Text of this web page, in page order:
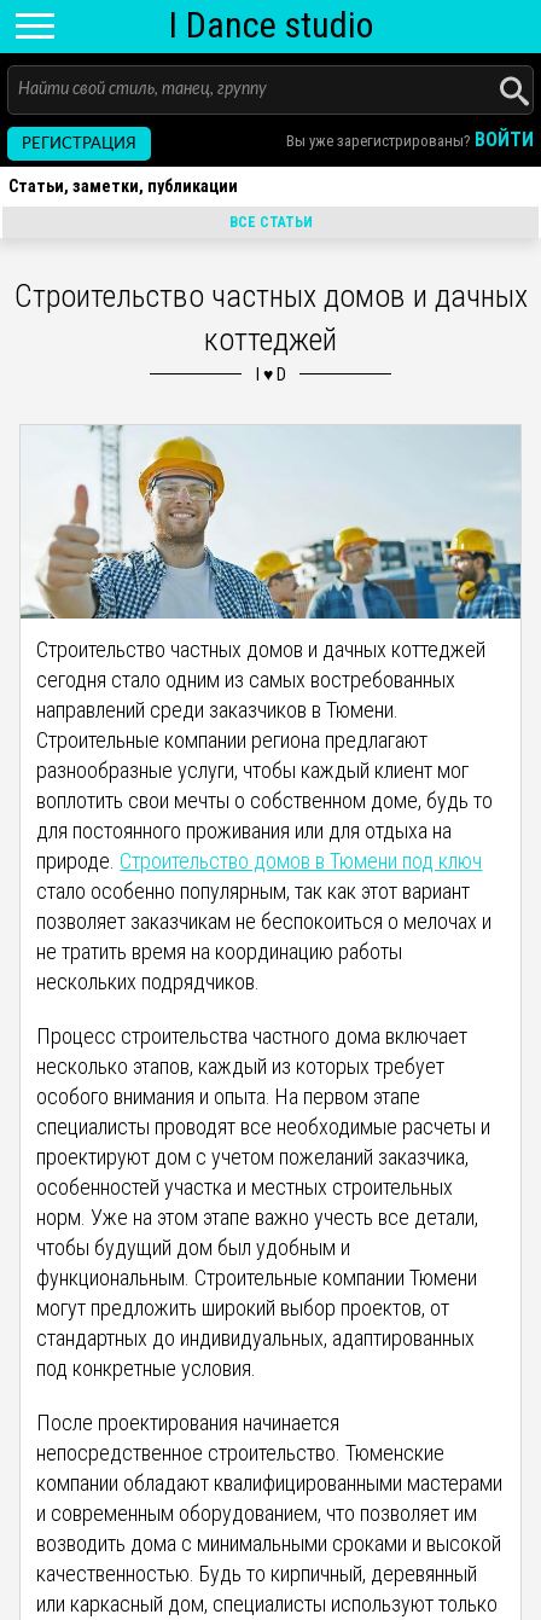
I Dance studio
Вы уже зарегистрированы? ВОЙТИ
РЕГИСТРАЦИЯ
Статьи, заметки, публикации
ВСЕ СТАТЬИ
Строительство частных домов и дачных
коттеджей
Строительство частных домов и дачных коттеджей
сегодня стало одним из самых востребованных
направлений среди заказчиков в Тюмени.
Строительные компании региона предлагают
разнообразные услуги, чтобы каждый клиент мог
воплотить свои мечты о собственном доме, будь то
для постоянного проживания или для отдыха на
природе. Строительство домов в Тюмени под ключ
стало особенно популярным, так как этот вариант
позволяет заказчикам не беспокоиться о мелочах и
не тратить время на координацию работы
нескольких подрядчиков.
Процесс строительства частного дома включает
несколько этапов, каждый из которых требует
особого внимания и опыта. На первом этапе
специалисты проводят все необходимые расчеты и
проектируют дом с учетом пожеланий заказчика,
особенностей участка и местных строительных
норм. Уже на этом этапе важно учесть все детали,
чтобы будущий дом был удобным и
функциональным. Строительные компании Тюмени
могут предложить широкий выбор проектов, от
стандартных до индивидуальных, адаптированных
под конкретные условия.
После проектирования начинается
непосредственное строительство. Тюменские
компании обладают квалифицированными мастерами
и современным оборудованием, что позволяет им
возводить дома с минимальными сроками и высокой
качественностью. Будь то кирпичный, деревянный
или каркасный дом, специалисты используют только